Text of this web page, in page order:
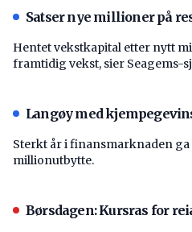
Satser nye millioner på
Hentet vekstkapital etter nytt
framtidig vekst, sier Seagems-
Langøy med
Sterkt år i finansmarknaden
millionutbytte.
Børsdagen: Kursras for